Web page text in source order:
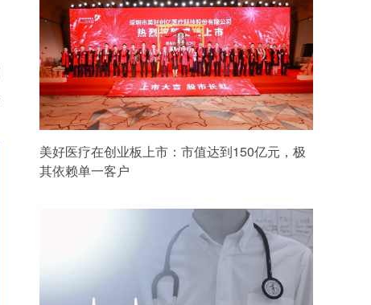
美好医疗在创业板上市：市值达到150亿元，极
其依赖单一客户